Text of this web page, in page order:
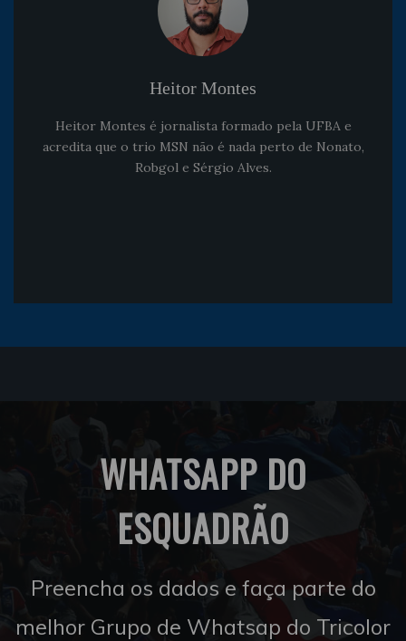
Heitor Montes
Heitor Montes é jornalista formado pela UFBA e
acredita que o trio MSN não é nada perto de Nonato,
Robgol e Sérgio Alves.
WHATSAPP DO
ESQUADRÃO
Preencha os dados e faça parte do
melhor Grupo de Whatsap do Tricolor